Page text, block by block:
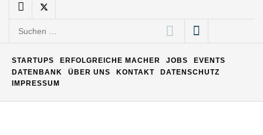
Generation von Warehouse
Software – flexibel, offen,
ELOPRINT im Employer
Portrait
Suchen
STARTUPS ERFOLGREICHE MACHER JOBS
EVENTS
DATENBANK
ÜBER UNS KONTAKT
DATENSCHUTZ
IMPRESSUM